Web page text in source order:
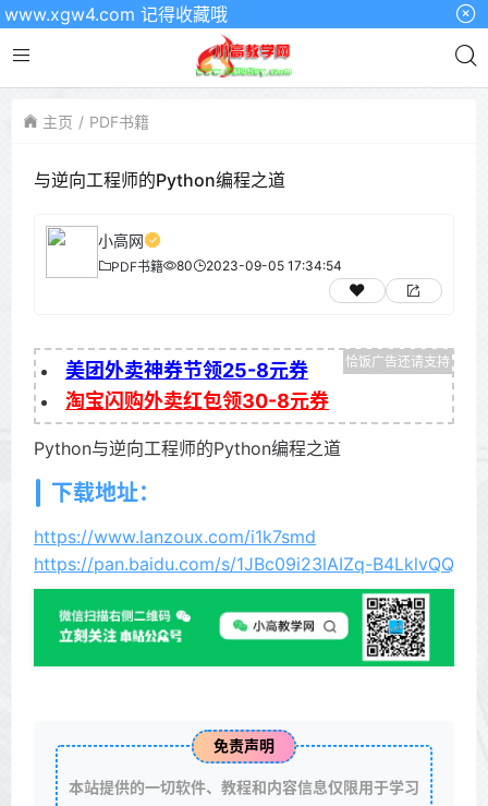
记得收藏哦
主页 PDF书籍
与逆向工程师的Python编程之道
小高网
PDF书籍 80 2023-09-05 17:34:54
美团外卖神券节领25-8元券
淘宝闪购外卖红包领30-8元券
Python与逆向工程师的Python编程之道
下载地址：
https://www.lanzoux.com/i1k7smd
https://pan.baidu.com/s/1JBc09i23lAIZq-B4LklvQQ
免责声明
本站提供的一切软件、教程和内容信息仅限用于学习